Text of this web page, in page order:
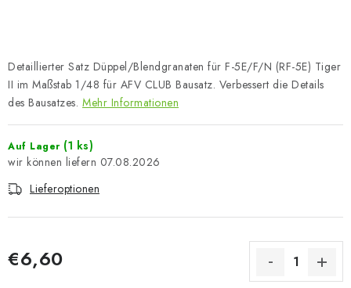
Über uns Meine Bestellung
Kontakte
Versand und Bezahlung
Bedingungen und Konditionen
Datenschutzbestimmungen
Art Scale Modellbau-Glossar
Detaillierter Satz Düppel/Blendgranaten für F-5E/F/N (RF-5E) Tiger
II im Maßstab 1/48 für AFV CLUB Bausatz. Verbessert die Details
des Bausatzes. Mehr Informationen
Auf Lager (1 ks)
07.08.2026
Lieferoptionen
€6,60